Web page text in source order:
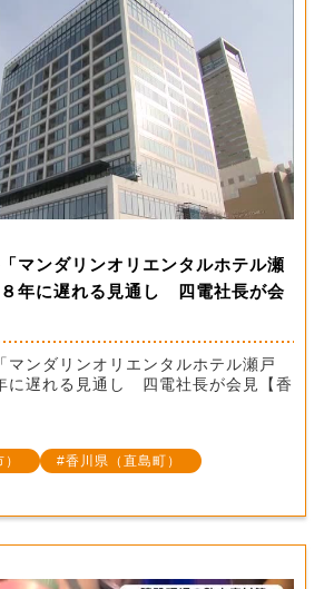
マンダリンオリエンタルホテル瀬
８年に遅れる見通し 四電社長が会
マンダリンオリエンタルホテル瀬戸
に遅れる見通し 四電社長が会見【香
香川県（直島町）